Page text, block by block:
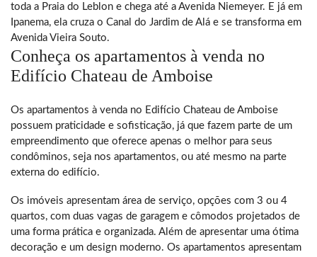
toda a Praia do Leblon e chega até a Avenida Niemeyer. E já em
Ipanema, ela cruza o Canal do Jardim de Alá e se transforma em
Avenida Vieira Souto.
Conheça os apartamentos à venda no
Edifício Chateau de Amboise
Os apartamentos à venda no Edifício Chateau de Amboise
possuem praticidade e sofisticação, já que fazem parte de um
empreendimento que oferece apenas o melhor para seus
condôminos, seja nos apartamentos, ou até mesmo na parte
externa do edifício.
Os imóveis apresentam área de serviço, opções com 3 ou 4
quartos, com duas vagas de garagem e cômodos projetados de
uma forma prática e organizada. Além de apresentar uma ótima
decoração e um design moderno. Os apartamentos apresentam